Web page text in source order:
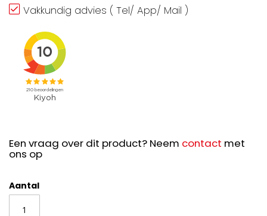
Vakkundig advies ( Tel/ App/ Mail )
Een vraag over dit product? Neem contact met
ons op
Aantal